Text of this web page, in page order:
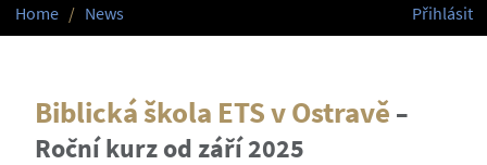
Home News Přihlásit
Biblická škola ETS v Ostravě –
Roční kurz od září 2025